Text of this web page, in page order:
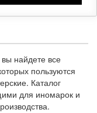
вы найдете все
пользуются
Каталог
для иномарок и